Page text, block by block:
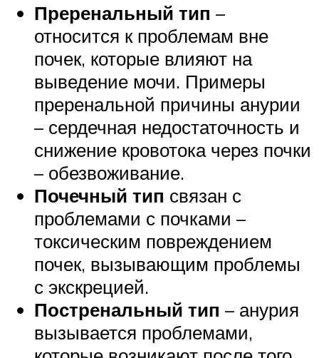
Преренальный тип –
относится к проблемам вне
почек, которые влияют на
выведение мочи. Примеры
преренальной причины анурии
– сердечная недостаточность и
снижение кровотока через почки
– обезвоживание.
Почечный тип связан с
проблемами с почками –
токсическим повреждением
почек, вызывающим проблемы
с экскрецией.
Постренальный тип – анурия
вызывается проблемами,